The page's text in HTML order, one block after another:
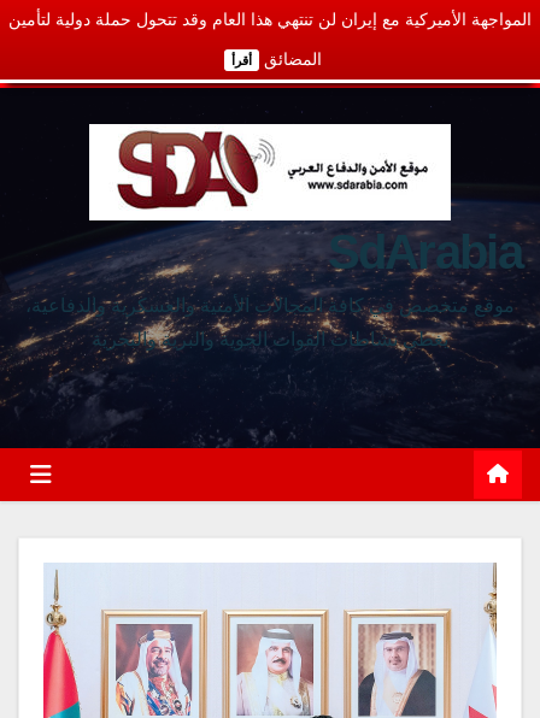
المواجهة الأميركية مع إيران لن تنتهي هذا العام وقد تتحول حملة دولية لتأمين
المضائق أقرأ
SdArabia
موقع متخصص في كافة المجالات الأمنية والعسكرية والدفاعية،
يغطي نشاطات القوات الجوية والبرية والبحرية